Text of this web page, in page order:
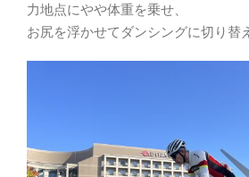
力地点にやや体重を乗せ、
お尻を浮かせてダンシングに切り替